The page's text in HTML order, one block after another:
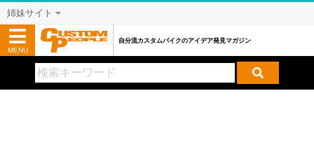
姉妹サイト
MENU
自分流カスタムバイクのアイデア発見マガジン